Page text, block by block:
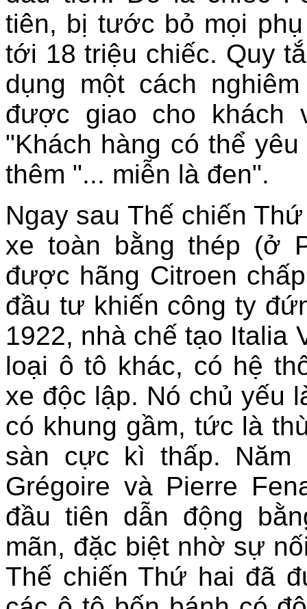
tiên, bị tước bỏ mọi
tới 18 triệu chiếc. Quy
dụng một cách
được giao cho khách
"Khách hàng có thể
thêm "... miễn là đen".
Ngay sau Thế chiến
xe toàn bằng thép (ở
được hãng Citroen
đầu tư khiến công ty
1922, nhà chế tạo Italia
loại ô tô khác, có hệ
xe độc lập. Nó chủ yếu
có khung gầm, tức là
sàn cực kì thấp.
Grégoire và Pierre
đầu tiên dẫn động
mãn, đặc biệt nhờ sự
Thế chiến Thứ hai đã